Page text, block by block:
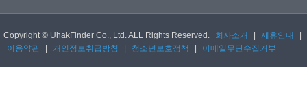
Copyright © UhakFinder Co., Ltd. ALL Rights Reserved. 회사소개 | 제휴안내
|
이용약관
| 개인정보취급방침 | 청소년보호정책 | 이메일무단수집거부